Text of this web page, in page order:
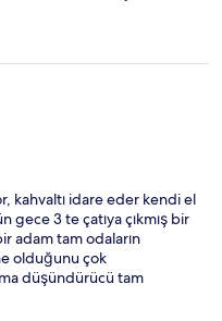
so wrong. Pool was cold.
. Had to run across the
to stop outside our
road. i was told not to
on towel abd thet had
not pleasant as it was
bd on towels. Oludeniz
was not given only
was awful. The mornings
buy hoodies to keep
my trip back then
that made the trip was the
was a nightmare too
needs to change its
kahvaltı idare eder kendi el
gece 3 te çatıya çıkmış bir
adam tam odaların
olduğunu çok
düşündürücü tam
adamın ne işi var